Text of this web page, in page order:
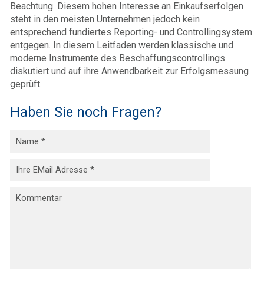
Beachtung. Diesem hohen Interesse an Einkaufserfolgen
steht in den meisten Unternehmen jedoch kein
entsprechend fundiertes Reporting- und Controllingsystem
entgegen. In diesem Leitfaden werden klassische und
moderne Instrumente des Beschaffungscontrollings
diskutiert und auf ihre Anwendbarkeit zur Erfolgsmessung
geprüft.
Haben Sie noch Fragen?